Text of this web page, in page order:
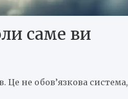
саме ви
не обов’язкова система,